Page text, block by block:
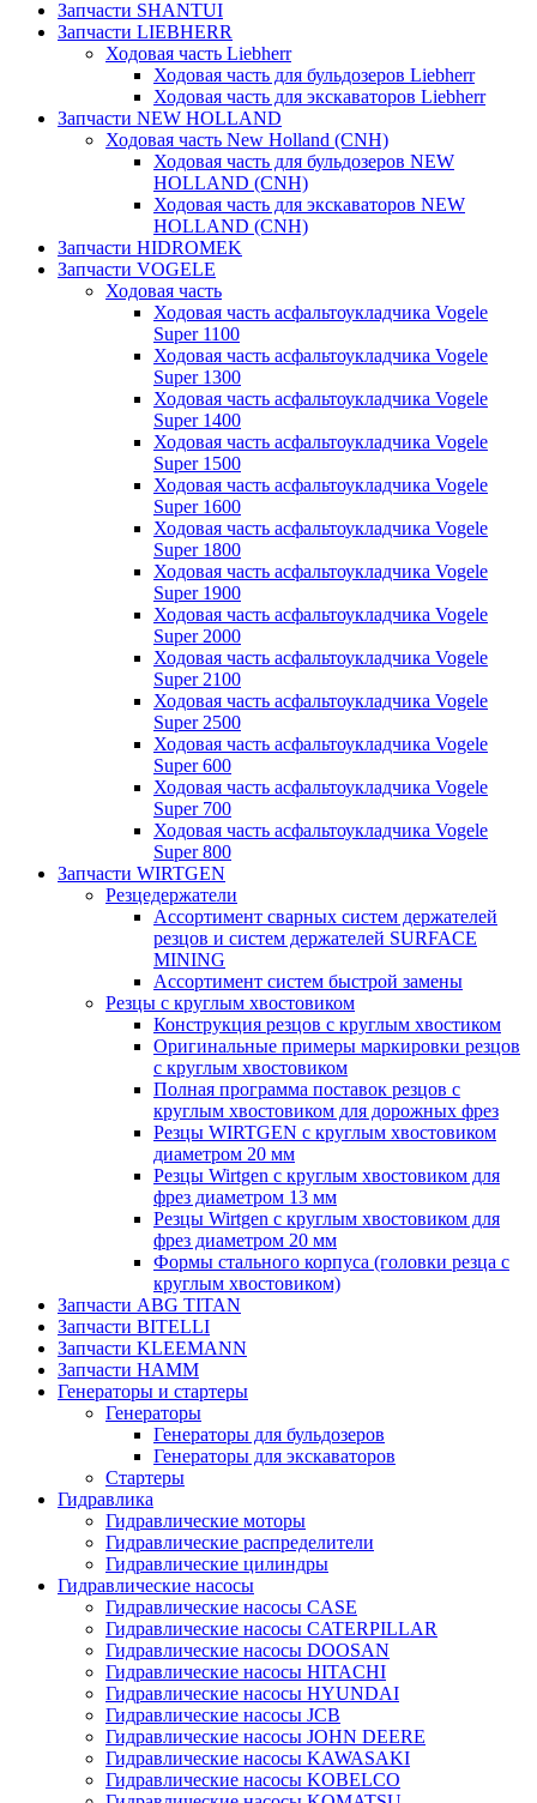
Запчасти SHANTUI
Запчасти LIEBHERR
Ходовая часть Liebherr
Ходовая часть для бульдозеров Liebherr
Ходовая часть для экскаваторов Liebherr
Запчасти NEW HOLLAND
Ходовая часть New Holland (CNH)
Ходовая часть для бульдозеров NEW
HOLLAND (CNH)
Ходовая часть для экскаваторов NEW
HOLLAND (CNH)
Запчасти HIDROMEK
Запчасти VOGELE
Ходовая часть
Ходовая часть асфальтоукладчика Vogele
Super 1100
Ходовая часть асфальтоукладчика Vogele
Super 1300
Ходовая часть асфальтоукладчика Vogele
Super 1400
Ходовая часть асфальтоукладчика Vogele
Super 1500
Ходовая часть асфальтоукладчика Vogele
Super 1600
Ходовая часть асфальтоукладчика Vogele
Super 1800
Ходовая часть асфальтоукладчика Vogele
Super 1900
Ходовая часть асфальтоукладчика Vogele
Super 2000
Ходовая часть асфальтоукладчика Vogele
Super 2100
Ходовая часть асфальтоукладчика Vogele
Super 2500
Ходовая часть асфальтоукладчика Vogele
Super 600
Ходовая часть асфальтоукладчика Vogele
Super 700
Ходовая часть асфальтоукладчика Vogele
Super 800
Запчасти WIRTGEN
Резцедержатели
Ассортимент сварных систем держателей
резцов и систем держателей SURFACE
MINING
Ассортимент систем быстрой замены
Резцы с круглым хвостовиком
Конструкция резцов с круглым хвостиком
Оригинальные примеры маркировки резцов
с круглым хвостовиком
Полная программа поставок резцов с
круглым хвостовиком для дорожных фрез
Резцы WIRTGEN с круглым хвостовиком
диаметром 20 мм
Резцы Wirtgen с круглым хвостовиком для
фрез диаметром 13 мм
Резцы Wirtgen с круглым хвостовиком для
фрез диаметром 20 мм
Формы стального корпуса (головки резца с
круглым хвостовиком)
Запчасти ABG TITAN
Запчасти BITELLI
Запчасти KLEEMANN
Запчасти HAMM
Генераторы и стартеры
Генераторы
Генераторы для бульдозеров
Генераторы для экскаваторов
Стартеры
Гидравлика
Гидравлические моторы
Гидравлические распределители
Гидравлические цилиндры
Гидравлические насосы
Гидравлические насосы CASE
Гидравлические насосы CATERPILLAR
Гидравлические насосы DOOSAN
Гидравлические насосы HITACHI
Гидравлические насосы HYUNDAI
Гидравлические насосы JCB
Гидравлические насосы JOHN DEERE
Гидравлические насосы KAWASAKI
Гидравлические насосы KOBELCO